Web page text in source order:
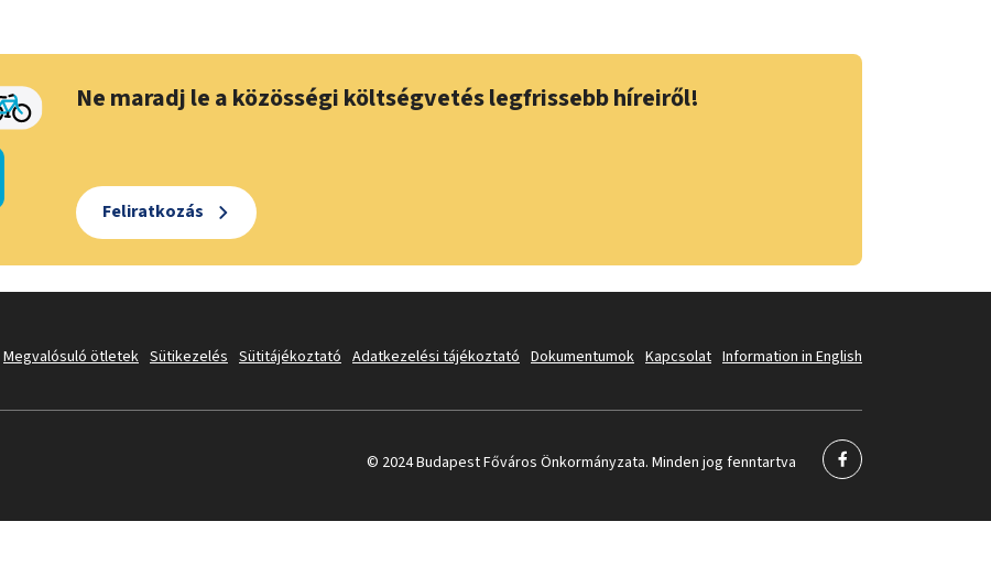
Ne maradj le a közösségi költségvetés legfrissebb híreiről!
Feliratkozás
Megvalósuló ötletek Sütikezelés Sütitájékoztató Adatkezelési tájékoztató Dokumentumok Kapcsolat Information in English
© 2024 Budapest Főváros Önkormányzata. Minden jog fenntartva